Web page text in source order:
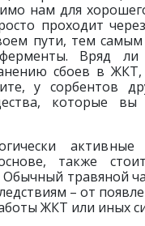
нам для
проходит
пути, тем
Вряд ли
сбоев в
у сорбентов
которые
активные
также
травяной
– от
ЖКТ или иных